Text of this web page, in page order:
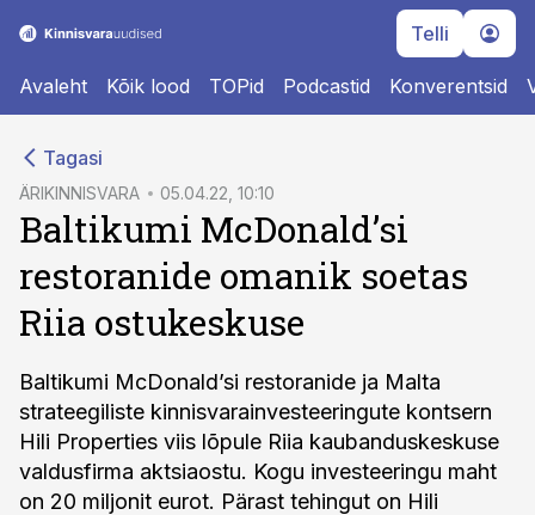
Telli
Avaleht Kõik lood TOPid Podcastid Konverentsid
Tagasi
ÄRIKINNISVARA 05.04.22, 10:10
Baltikumi McDonald’si
restoranide omanik soetas
Riia ostukeskuse
Baltikumi McDonald’si restoranide ja Malta
strateegiliste kinnisvarainvesteeringute kontsern
Hili Properties viis lõpule Riia kaubanduskeskuse
valdusfirma aktsiaostu. Kogu investeeringu maht
on 20 miljonit eurot. Pärast tehingut on Hili